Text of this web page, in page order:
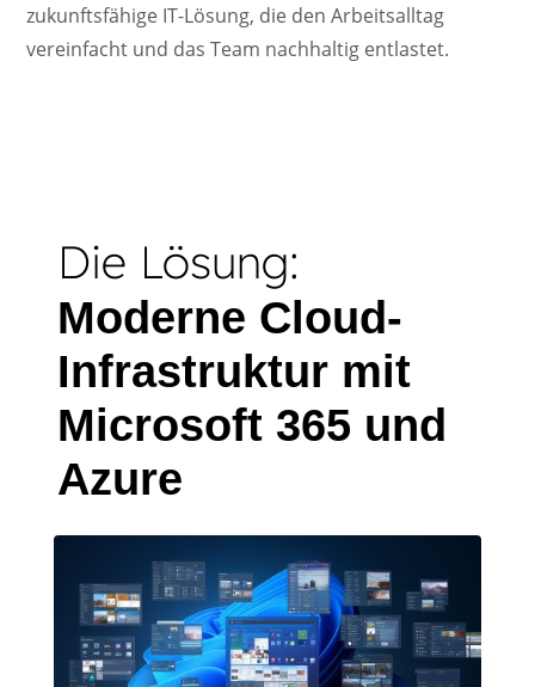
zukunftsfähige IT-Lösung, die den Arbeitsalltag
vereinfacht und das Team nachhaltig entlastet.
Die Lösung:
Moderne Cloud-
Infrastruktur mit
Microsoft 365 und
Azure